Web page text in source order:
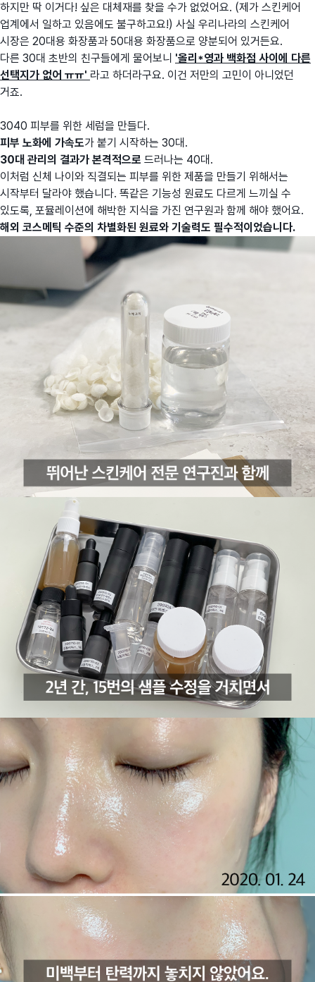
하지만 딱 이거다! 싶은 대체재를 찾을 수가 없었어요. (제가 스킨케어
업계에서 일하고 있음에도 불구하고요!) 사실 우리나라의 스킨케어
시장은 20대용 화장품과 50대용 화장품으로 양분되어 있거든요.
다른 30대 초반의 친구들에게 물어보니 '올리*영과 백화점 사이에 다른
선택지가 없어 ㅠㅠ' 라고 하더라구요. 이건 저만의 고민이 아니었던
거죠.
3040 피부를 위한 세럼을 만들다.
피부 노화에 가속도가 붙기 시작하는 30대.
30대 관리의 결과가 본격적으로 드러나는 40대.
이처럼 신체 나이와 직결되는 피부를 위한 제품을 만들기 위해서는
시작부터 달라야 했습니다. 똑같은 기능성 원료도 다르게 느끼실 수
있도록, 포뮬레이션에 해박한 지식을 가진 연구원과 함께 해야 했어요.
해외 코스메틱 수준의 차별화된 원료와 기술력도 필수적이었습니다.